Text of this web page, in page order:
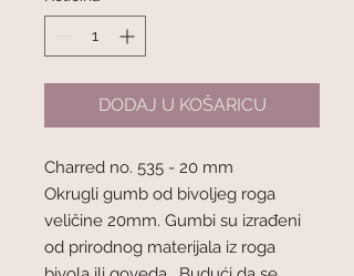
DODAJ U KOŠARICU
Charred no. 535 - 20 mm
Okrugli gumb od bivoljeg roga
veličine 20mm. Gumbi su izrađeni
od prirodnog materijala iz roga